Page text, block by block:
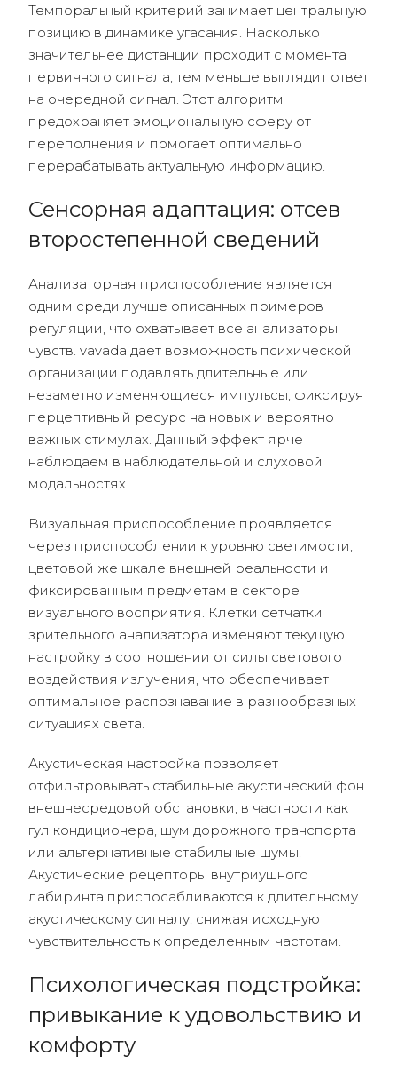
Темпоральный критерий занимает центральную
позицию в динамике угасания. Насколько
значительнее дистанции проходит с момента
первичного сигнала, тем меньше выглядит ответ
на очередной сигнал. Этот алгоритм
предохраняет эмоциональную сферу от
переполнения и помогает оптимально
перерабатывать актуальную информацию.
Сенсорная адаптация: отсев
второстепенной сведений
Анализаторная приспособление является
одним среди лучше описанных примеров
регуляции, что охватывает все анализаторы
чувств. vavada дает возможность психической
организации подавлять длительные или
незаметно изменяющиеся импульсы, фиксируя
перцептивный ресурс на новых и вероятно
важных стимулах. Данный эффект ярче
наблюдаем в наблюдательной и слуховой
модальностях.
Визуальная приспособление проявляется
через приспособлении к уровню светимости,
цветовой же шкале внешней реальности и
фиксированным предметам в секторе
визуального восприятия. Клетки сетчатки
зрительного анализатора изменяют текущую
настройку в соотношении от силы светового
воздействия излучения, что обеспечивает
оптимальное распознавание в разнообразных
ситуациях света.
Акустическая настройка позволяет
отфильтровывать стабильные акустический фон
внешнесредовой обстановки, в частности как
гул кондиционера, шум дорожного транспорта
или альтернативные стабильные шумы.
Акустические рецепторы внутриушного
лабиринта приспосабливаются к длительному
акустическому сигналу, снижая исходную
чувствительность к определенным частотам.
Психологическая подстройка:
привыкание к удовольствию и
комфорту